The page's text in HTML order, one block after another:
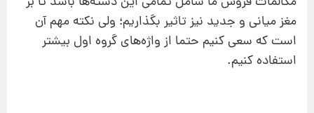
مغز میانی و جدید نیز تاثیر بگذاریم؛ ولی نکته مهم آن
است که سعی کنیم حتما از واژه‌های گروه اول بیشتر
استفاده کنیم.